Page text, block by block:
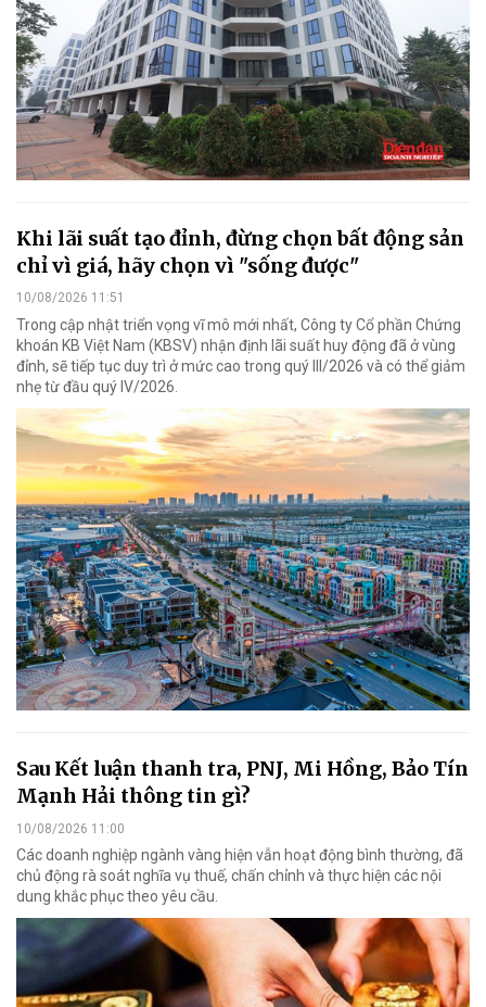
Khi lãi suất tạo đỉnh, đừng chọn bất động sản
chỉ vì giá, hãy chọn vì "sống được"
10/08/2026 11:51
Trong cập nhật triển vọng vĩ mô mới nhất, Công ty Cổ phần Chứng
khoán KB Việt Nam (KBSV) nhận định lãi suất huy động đã ở vùng
đỉnh, sẽ tiếp tục duy trì ở mức cao trong quý III/2026 và có thể giảm
nhẹ từ đầu quý IV/2026.
Sau Kết luận thanh tra, PNJ, Mi Hồng, Bảo Tín
Mạnh Hải thông tin gì?
10/08/2026 11:00
Các doanh nghiệp ngành vàng hiện vẫn hoạt động bình thường, đã
chủ động rà soát nghĩa vụ thuế, chấn chỉnh và thực hiện các nội
dung khắc phục theo yêu cầu.